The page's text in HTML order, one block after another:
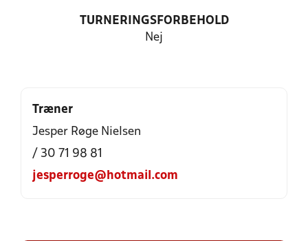
TURNERINGSFORBEHOLD
Nej
Træner
Jesper Røge Nielsen
/ 30 71 98 81
jesperroge@hotmail.com